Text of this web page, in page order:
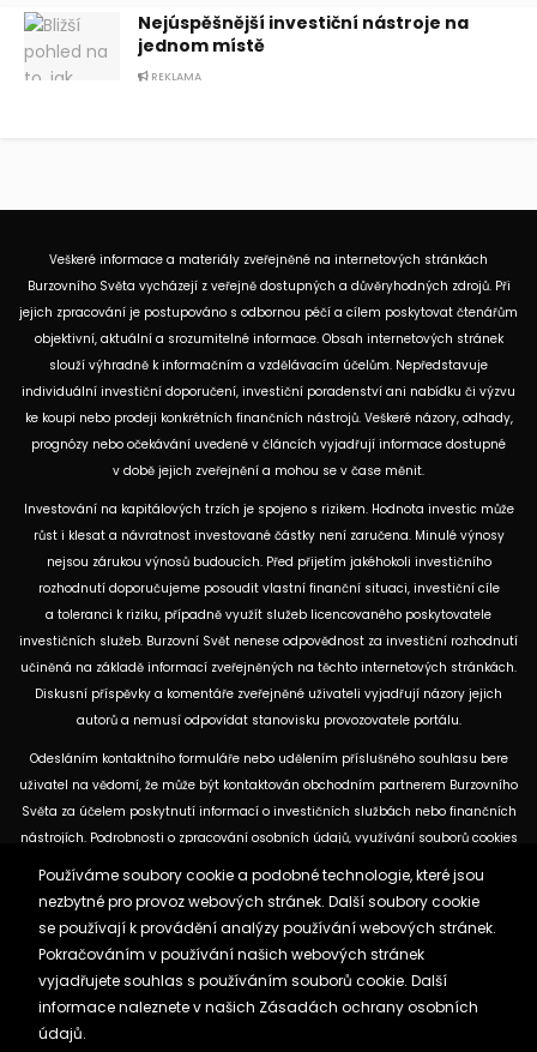
Nejúspěšnější investiční nástroje na
jednom místě
REKLAMA
Veškeré informace a materiály zveřejněné na internetových stránkách
Burzovního Světa vycházejí z veřejně dostupných a důvěryhodných zdrojů. Při
jejich zpracování je postupováno s odbornou péčí a cílem poskytovat čtenářům
objektivní, aktuální a srozumitelné informace. Obsah internetových stránek
slouží výhradně k informačním a vzdělávacím účelům. Nepředstavuje
individuální investiční doporučení, investiční poradenství ani nabídku či výzvu
ke koupi nebo prodeji konkrétních finančních nástrojů. Veškeré názory, odhady,
prognózy nebo očekávání uvedené v článcích vyjadřují informace dostupné
v době jejich zveřejnění a mohou se v čase měnit.
Investování na kapitálových trzích je spojeno s rizikem. Hodnota investic může
růst i klesat a návratnost investované částky není zaručena. Minulé výnosy
nejsou zárukou výnosů budoucích. Před přijetím jakéhokoli investičního
rozhodnutí doporučujeme posoudit vlastní finanční situaci, investiční cíle
a toleranci k riziku, případně využít služeb licencovaného poskytovatele
investičních služeb. Burzovní Svět nenese odpovědnost za investiční rozhodnutí
učiněná na základě informací zveřejněných na těchto internetových stránkách.
Diskusní příspěvky a komentáře zveřejněné uživateli vyjadřují názory jejich
autorů a nemusí odpovídat stanovisku provozovatele portálu.
Odesláním kontaktního formuláře nebo udělením příslušného souhlasu bere
uživatel na vědomí, že může být kontaktován obchodním partnerem Burzovního
Světa za účelem poskytnutí informací o investičních službách nebo finančních
nástrojích. Podrobnosti o zpracování osobních údajů, využívání souborů cookies
dostupných na těchto internetových stránkách. U jednotlivých článků mohou
být uvedeny informace o použitých zdrojích, datu původní analýzy nebo datu,
ke kterému se vztahují uvedené tržní údaje.
Zásady ochrany osobních údajů a cookies
Reklama
Používáme soubory cookie a podobné technologie, které jsou
nezbytné pro provoz webových stránek. Další soubory cookie
se používají k provádění analýzy používání webových stránek.
Pokračováním v používání našich webových stránek
vyjadřujete souhlas s používáním souborů cookie. Další
informace naleznete v našich Zásadách ochrany osobních
údajů.